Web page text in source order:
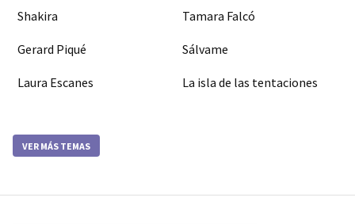
Shakira Tamara Falcó
Gerard Piqué Sálvame
Laura Escanes La isla de las tentaciones
VER MÁS TEMAS